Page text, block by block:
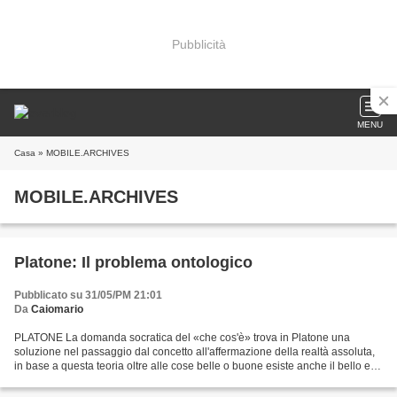
Pubblicità
MENU
Casa » MOBILE.ARCHIVES
MOBILE.ARCHIVES
Platone: Il problema ontologico
Pubblicato su 31/05/PM 21:01
Da Caiomario
PLATONE La domanda socratica del «che cos'è» trova in Platone una
soluzione nel passaggio dal concetto all'affermazione della realtà assoluta,
in base a questa teoria oltre alle cose belle o buone esiste anche il bello e il